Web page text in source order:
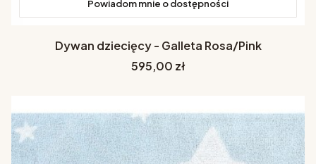
Powiadom mnie o dostępności
Dywan dziecięcy - Galleta Rosa/Pink
Cena
595,00 zł